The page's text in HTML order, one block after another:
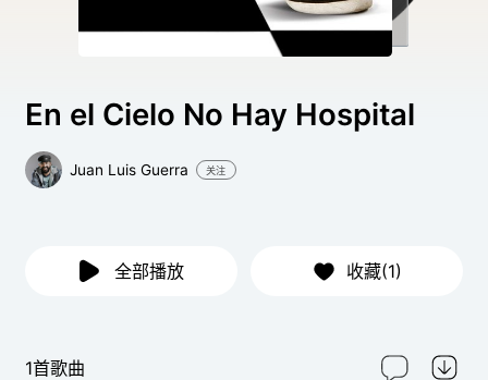
En el Cielo No Hay Hospital
Juan Luis Guerra 关注
全部播放 收藏(1)
1首歌曲